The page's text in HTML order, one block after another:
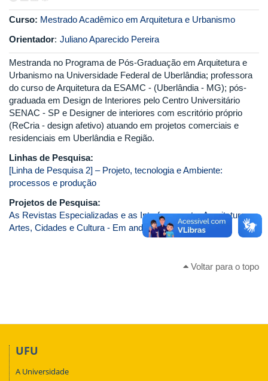
Curso: Mestrado Acadêmico em Arquitetura e Urbanismo
Orientador: Juliano Aparecido Pereira
Mestranda no Programa de Pós-Graduação em Arquitetura e
Urbanismo na Universidade Federal de Uberlândia; professora
do curso de Arquitetura da ESAMC - (Uberlândia - MG); pós-
graduada em Design de Interiores pelo Centro Universitário
SENAC - SP e Designer de interiores com escritório próprio
(ReCria - design afetivo) atuando em projetos comerciais e
residenciais em Uberlândia e Região.
Linhas de Pesquisa:
[Linha de Pesquisa 2] – Projeto, tecnologia e Ambiente:
processos e produção
Projetos de Pesquisa:
As Revistas Especializadas e as Interfaces entre Arquitetura,
Artes, Cidades e Cultura - Em andamento
Voltar para o topo
UFU
A Universidade